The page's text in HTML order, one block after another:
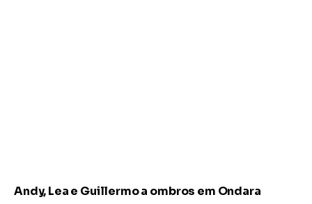
Andy, Lea e Guillermo a ombros em Ondara